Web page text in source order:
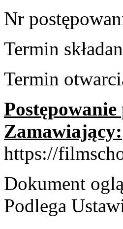
Nr
Termin
Termin
Zamawiający:
https://
Dokument
Podlega